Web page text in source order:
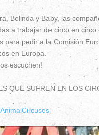
Belinda y Baby, las
a trabajar de circo en
para pedir a la Comisión
en Europa.
escuchen!
QUE SUFREN EN LOS